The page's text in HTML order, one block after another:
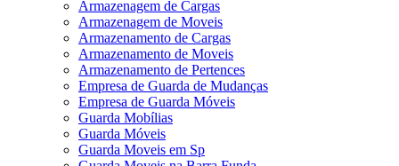
Armazenagem de Cargas
Armazenagem de Moveis
Armazenamento de Cargas
Armazenamento de Moveis
Armazenamento de Pertences
Empresa de Guarda de Mudanças
Empresa de Guarda Móveis
Guarda Mobílias
Guarda Móveis
Guarda Moveis em Sp